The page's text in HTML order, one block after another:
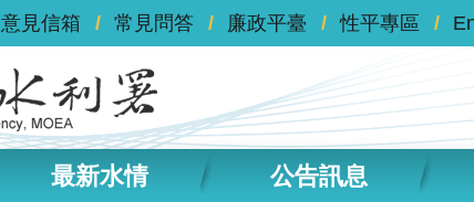
意見信箱 常見問答 廉政平臺 性平專區
最新水情 公告訊息